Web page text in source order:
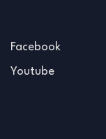
Facebook
Youtube